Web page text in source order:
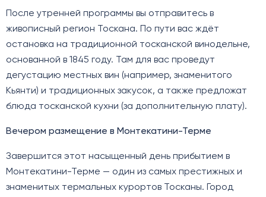
После утренней программы вы отправитесь в
живописный регион Тоскана. По пути вас ждёт
остановка на традиционной тосканской винодельне,
основанной в 1845 году. Там для вас проведут
дегустацию местных вин (например, знаменитого
Кьянти) и традиционных закусок, а также предложат
блюда тосканской кухни (за дополнительную плату).
Вечером размещение в Монтекатини-Терме
Завершится этот насыщенный день прибытием в
Монтекатини-Терме — один из самых престижных и
знаменитых термальных курортов Тосканы. Город